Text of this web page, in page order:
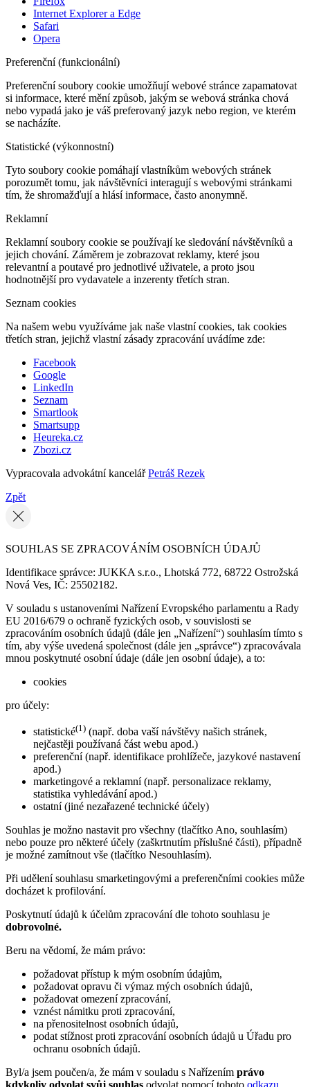
Internet Explorer a Edge
Safari
Opera
Preferenční (funkcionální)
Preferenční soubory cookie umožňují webové stránce zapamatovat
si informace, které mění způsob, jakým se webová stránka chová
nebo vypadá jako je váš preferovaný jazyk nebo region, ve kterém
se nacházíte.
Statistické (výkonnostní)
Tyto soubory cookie pomáhají vlastníkům webových stránek
porozumět tomu, jak návštěvníci interagují s webovými stránkami
tím, že shromažďují a hlásí informace, často anonymně.
Reklamní
Reklamní soubory cookie se používají ke sledování návštěvníků a
jejich chování. Záměrem je zobrazovat reklamy, které jsou
relevantní a poutavé pro jednotlivé uživatele, a proto jsou
hodnotnější pro vydavatele a inzerenty třetích stran.
Seznam cookies
Na našem webu využíváme jak naše vlastní cookies, tak cookies
třetích stran, jejichž vlastní zásady zpracování uvádíme zde:
Facebook
Google
LinkedIn
Seznam
Smartlook
Smartsupp
Heureka.cz
Zbozi.cz
Vypracovala advokátní kancelářPetráš Rezek
Zpět
SOUHLAS SE ZPRACOVÁNÍM OSOBNÍCH ÚDAJŮ
Identifikace správce: JUKKA s.r.o., Lhotská 772, 68722 Ostrožská
Nová Ves, IČ: 25502182.
V souladu s ustanoveními Nařízení Evropského parlamentu a Rady
EU 2016/679 o ochraně fyzických osob, v souvislosti se
zpracováním osobních údajů (dále jen „Nařízení“) souhlasím tímto s
tím, aby výše uvedená společnost (dále jen „správce“) zpracovávala
mnou poskytnuté osobní údaje (dále jen osobní údaje), a to:
cookies
pro účely:
statistické(1) (např. doba vaší návštěvy našich stránek,
nejčastěji používaná část webu apod.)
preferenční (např. identifikace prohlížeče, jazykové nastavení
apod.)
marketingové a reklamní (např. personalizace reklamy,
statistika vyhledávání apod.)
ostatní (jiné nezařazené technické účely)
Souhlas je možno nastavit pro všechny (tlačítko Ano, souhlasím)
nebo pouze pro některé účely (zaškrtnutím příslušné části), případně
je možné zamítnout vše (tlačítko Nesouhlasím).
Při udělení souhlasu smarketingovými a preferenčními cookies může
docházet k profilování.
Poskytnutí údajů k účelům zpracování dle tohoto souhlasu je
dobrovolné.
Beru na vědomí, že mám právo:
požadovat přístup k mým osobním údajům,
požadovat opravu či výmaz mých osobních údajů,
požadovat omezení zpracování,
vznést námitku proti zpracování,
na přenositelnost osobních údajů,
podat stížnost proti zpracování osobních údajů u Úřadu pro
ochranu osobních údajů.
Byl/a jsem poučen/a, že mám v souladu s Nařízením právo